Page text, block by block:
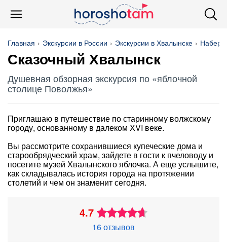
Главная Экскурсии в России Экскурсии в Хвалынске
Сказочный Хвалынск
Душевная обзорная экскурсия по «яблочной
столице Поволжья»
Приглашаю в путешествие по старинному волжскому
городу, основанному в далеком XVI веке.
Вы рассмотрите сохранившиеся купеческие дома и
старообрядческий храм, зайдете в гости к пчеловоду и
посетите музей Хвалынского яблочка. А еще услышите,
как складывалась история города на протяжении
столетий и чем он знаменит сегодня.
4.7
16 отзывов